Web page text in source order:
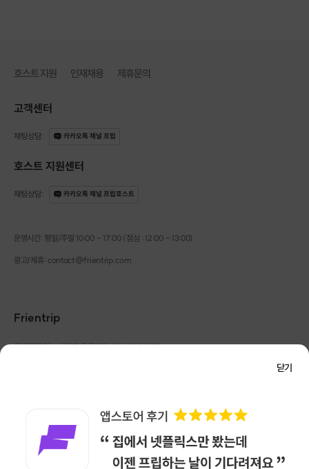
닫기
호스트 지원 인재채용 제휴문의
고객센터
채팅상담: 카카오톡 채널 프립
호스트 지원센터
채팅상담: 카카오톡 채널 프립호스트
운영시간: 평일/주말 10:00 - 17:00 (점심 : 12:00 - 13:00)
광고/제휴: contact@frientrip.com
Frientrip
㈜프렌트립 | 사업자 등록번호 : 261-81-04385
대해 ㈜프렌트립은 일체의 책임을 지지 않습니다.
NICEPAY 안전거래 서비스 : 고객님의 안전거래를 위해 현금 결제 시, 저희 사이트에서 가입한
구매안전 서비스를 이용할 수 있습니다.가입 확인
이용약관